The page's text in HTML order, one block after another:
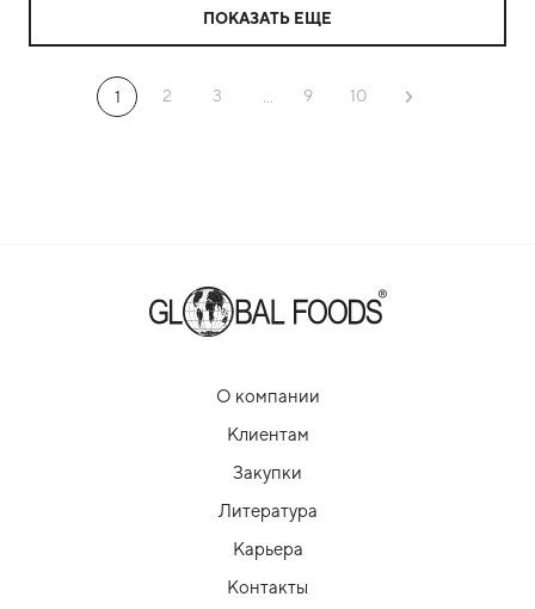
ПОКАЗАТЬ ЕЩЕ
1 2 3 ... 9 10
О компании
Клиентам
Закупки
Литература
Карьера
Контакты